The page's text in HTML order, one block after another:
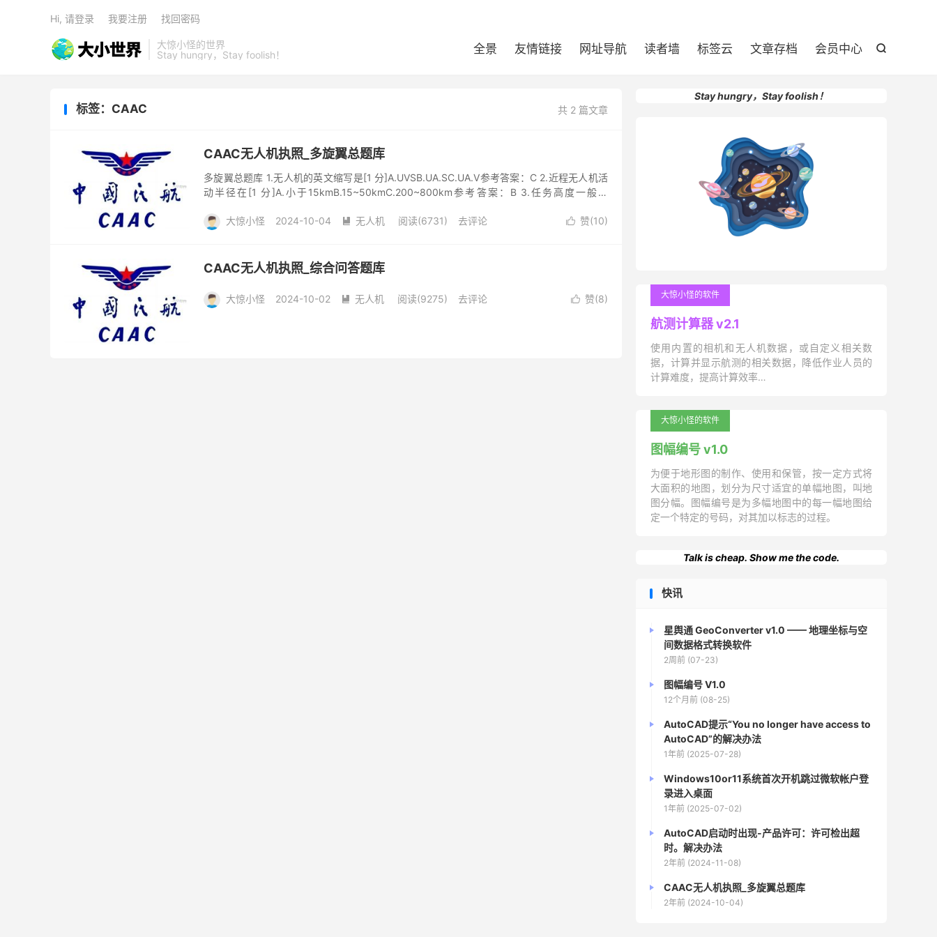
大惊小怪的世界
Stay hungry，Stay foolish！

全景 友情链接 网址导航 读者墙 标签云 文章存档 会员中心
Hi, 请登录 我要注册 找回密码
共 2 篇文章
标签：CAAC
CAAC无人机执照_多旋翼总题库
多旋翼总题库 1.无人机的英文缩写是[1 分]A.UVSB.UA.SC.UA.V参考答案：C 2.近程无人机活
动半径在[1 分]A.小于15kmB.15~50kmC.200~800km参考答案：B 3.任务高度一般在
 赞(10)
大惊小怪 2024-10-04  无人机 阅读(6731) 去评论
CAAC无人机执照_综合问答题库
 赞(8)
大惊小怪 2024-10-02  无人机 阅读(9275) 去评论
Stay hungry，Stay foolish！
大惊小怪的软件
航测计算器 v2.1
使用内置的相机和无人机数据，或自定义相关数
据，计算并显示航测的相关数据，降低作业人员的
计算难度，提高计算效率…
大惊小怪的软件
图幅编号 v1.0
为便于地形图的制作、使用和保管，按一定方式将
大面积的地图，划分为尺寸适宜的单幅地图，叫地
图分幅。图幅编号是为多幅地图中的每一幅地图给
定一个特定的号码，对其加以标志的过程。
Talk is cheap. Show me the code.
快讯
星舆通 GeoConverter v1.0 —— 地理坐标与空
间数据格式转换软件
2周前 (07-23)
图幅编号 V1.0
12个月前 (08-25)
AutoCAD提示“You no longer have access to
AutoCAD”的解决办法
1年前 (2025-07-28)
Windows10or11系统首次开机跳过微软帐户登
录进入桌面
1年前 (2025-07-02)
AutoCAD启动时出现-产品许可：许可检出超
时。解决办法
2年前 (2024-11-08)
CAAC无人机执照_多旋翼总题库
2年前 (2024-10-04)